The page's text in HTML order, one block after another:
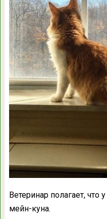
Ветеринар полагает, что
мейн-куна.